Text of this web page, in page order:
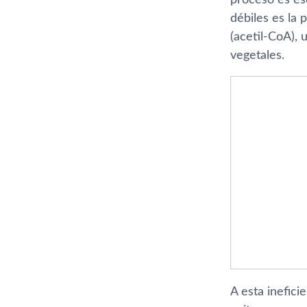
débiles es la
(acetil-CoA),
vegetales.
A esta